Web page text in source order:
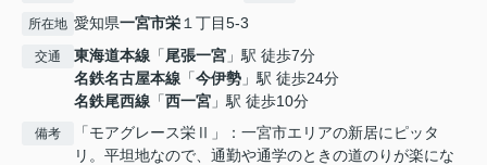
所在地 愛知県一宮市栄 １丁目5-3
交通 東海道本線 「尾張一宮 」駅 徒歩7分
名鉄名古屋本線 「今伊勢 」駅 徒歩24分
名鉄尾西線 「西一宮 」駅 徒歩10分
備考
「モアグレース栄Ⅱ」：一宮市エリアの新居にピッタ
リ。平坦地なので、通勤や通学のときの道のりが楽にな